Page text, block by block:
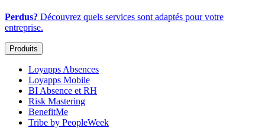
Perdus? Découvrez quels services sont adaptés pour votre
entreprise.
Produits
Loyapps Absences
Loyapps Mobile
BI Absence et RH
Risk Mastering
BenefitMe
Tribe by PeopleWeek